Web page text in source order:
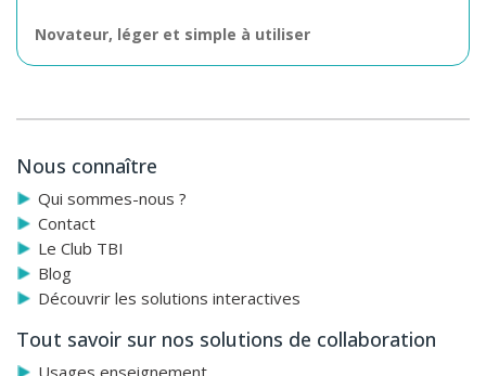
Novateur, léger et simple à utiliser
abordable, qui permet d’agrandir les documents source à
préparation. Il ne vous faut que quelques secondes pour
l’installer : vous pouvez le brancher directement sur un
nouveau projecteur
projecteursEpson
vous permet également de travailler à partir d’un
ordinateur : branchez-le, dépliez son bras et vous êtes prêt
à vous lancer.
Des présentations vivantes
Nous connaître
Qui sommes-nous ?
Contact
Le Club TBI
Blog
Découvrir les solutions interactives
Tout savoir sur nos solutions de collaboration
Usages enseignement